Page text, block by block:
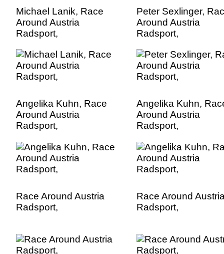
Michael Lanik, Race
Around Austria
Radsport,
Peter Sexlinger,
Around Austria
Radsport,
Angelika Kuhn, Race
Around Austria
Radsport,
Angelika Kuhn,
Around Austria
Radsport,
Race Around Austria
Radsport,
Race Around
Radsport,